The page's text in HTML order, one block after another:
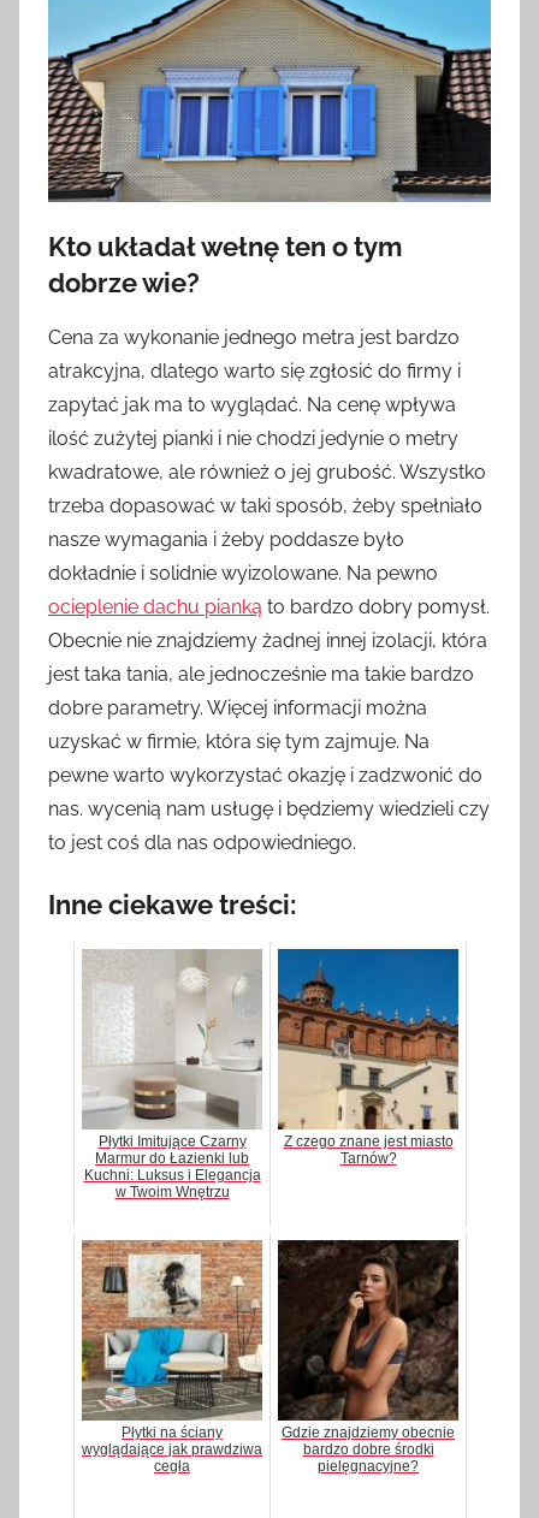
Kto układał wełnę ten o tym
dobrze wie?
Cena za wykonanie jednego metra jest bardzo
atrakcyjna, dlatego warto się zgłosić do firmy i
zapytać jak ma to wyglądać. Na cenę wpływa
ilość zużytej pianki i nie chodzi jedynie o metry
kwadratowe, ale również o jej grubość. Wszystko
trzeba dopasować w taki sposób, żeby spełniało
nasze wymagania i żeby poddasze było
dokładnie i solidnie wyizolowane. Na pewno
ocieplenie dachu pianką to bardzo dobry pomysł.
Obecnie nie znajdziemy żadnej innej izolacji, która
jest taka tania, ale jednocześnie ma takie bardzo
dobre parametry. Więcej informacji można
uzyskać w firmie, która się tym zajmuje. Na
pewne warto wykorzystać okazję i zadzwonić do
nas. wycenią nam usługę i będziemy wiedzieli czy
to jest coś dla nas odpowiedniego.
Inne ciekawe treści:
Płytki Imitujące Czarny
Marmur do Łazienki lub
Kuchni: Luksus i Elegancja
w Twoim Wnętrzu
Z czego znane jest miasto
Tarnów?
Płytki na ściany
wyglądające jak prawdziwa
cegła
Gdzie znajdziemy obecnie
bardzo dobre środki
pielęgnacyjne?